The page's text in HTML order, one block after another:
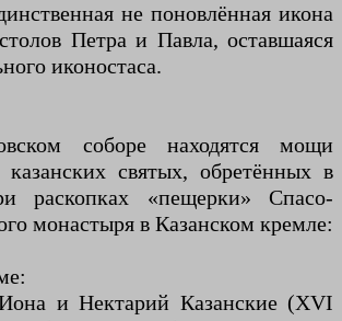
не поновлённая икона
Петра и Павла, оставшаяся
иконостаса.
соборе находятся мощи
святых, обретённых в
раскопках «пещерки» Спасо-
монастыря в Казанском кремле:
и Нектарий Казанские (XVI